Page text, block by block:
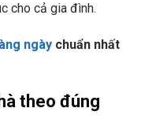
cho cả gia đình.
ngày chuẩn nhất
theo đúng